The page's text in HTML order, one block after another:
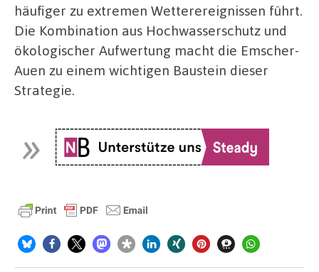
häufiger zu extremen Wetterereignissen führt.
Die Kombination aus Hochwasserschutz und
ökologischer Aufwertung macht die Emscher-
Auen zu einem wichtigen Baustein dieser
Strategie.